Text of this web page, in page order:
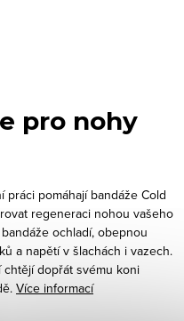
pro nohy
pomáhají bandáže Cold
regeneraci nohou vašeho
ochladí, obepnou
a napětí v šlachách i vazech.
dopřát svému koni
Více informací